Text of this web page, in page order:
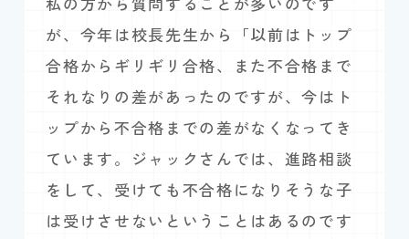
が、今年は校長先生から「以前はトップ
合格からギリギリ合格、また不合格まで
それなりの差があったのですが、今はト
ップから不合格までの差がなくなってき
ています。ジャックさんでは、進路相談
をして、受けても不合格になりそうな子
は受けさせないということはあるのです